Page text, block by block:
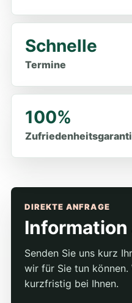
Schnelle
Termine
100%
DIREKTE ANFRAGE
Senden Sie uns kurz
wir für Sie tun können.
kurzfristig bei Ihnen.